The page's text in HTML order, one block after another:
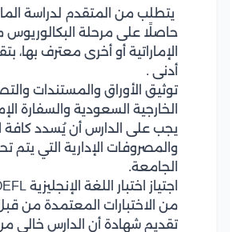
يتطلب من المتقدم لدراسة
حاصلًا على مرحلة
الإماراتية أو أخرى معترف بها،
أدنى .
توثيق الأوراق والمستندات
الخارجية السعودية والسفارة
يجب على الدارس أن يُسدد كافة
والمصروفات الإدارية التي يتم
الجامعة.
من الاختبارات المعتمدة من قبل
تقديم شهادة أن الدارس خالى